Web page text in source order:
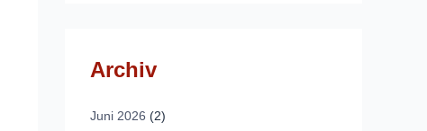
Archiv
Juni 2026 (2)